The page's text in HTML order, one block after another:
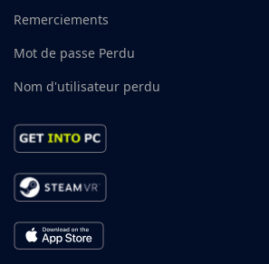
Remerciements
Mot de passe Perdu
Nom d'utilisateur perdu